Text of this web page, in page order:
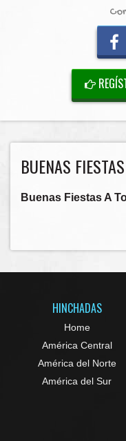
BUENAS
Buenas Fiestas A
HINCHADAS
Home
América Central
América del Norte
América del Sur